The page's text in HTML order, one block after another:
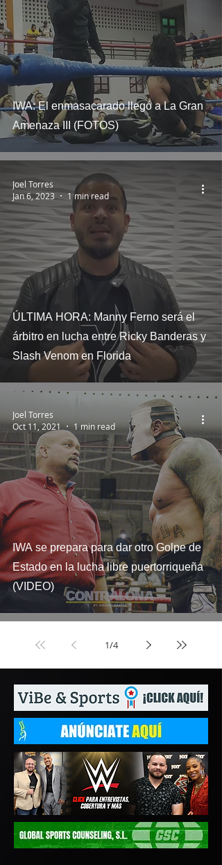
IWA: El enmasacarado llegó a La Gran
Amenaza III (FOTOS)
ÚLTIMA HORA: Manny Ferno será el
árbitro en lucha entre Ricky Banderas y
Slash Venom en Florida
Joel Torres
Jan 6, 2023
1 min read
IWA se prepara para dar otro Golpe de
Estado en la lucha libre puertorriqueña
(VIDEO)
Joel Torres
Oct 11, 2021
1 min read
1/4